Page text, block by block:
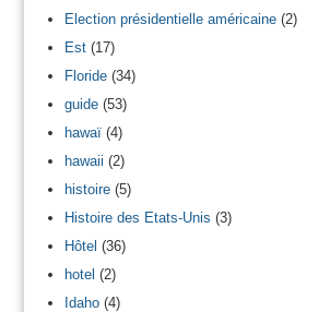
Election présidentielle américaine(2)
Est(17)
Floride(34)
guide(53)
hawaï(4)
hawaii (2)
histoire(5)
Histoire des Etats-Unis (3)
Hôtel (36)
hotel (2)
Idaho(4)